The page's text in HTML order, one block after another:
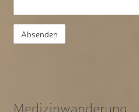
Medizinwanderung